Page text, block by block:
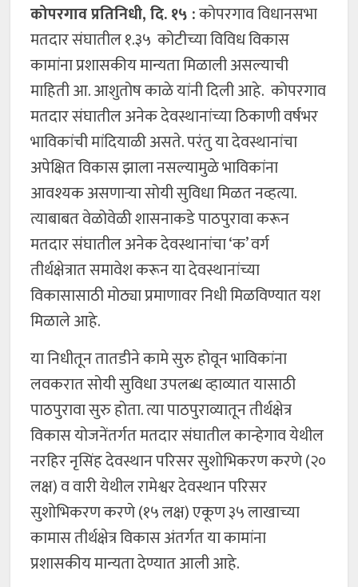
कोपरगाव प्रतिनिधी, दि. १५ :कोपरगाव विधानसभा
मतदार संघातील १.३५ कोटीच्या विविध विकास
कामांना प्रशासकीय मान्यता मिळाली असल्याची
माहिती आ. आशुतोष काळे यांनी दिली आहे. कोपरगाव
मतदार संघातील अनेक देवस्थानांच्या ठिकाणी वर्षभर
भाविकांची मांदियाळी असते. परंतु या देवस्थानांचा
अपेक्षित विकास झाला नसल्यामुळे भाविकांना
आवश्यक असणाऱ्या सोयी सुविधा मिळत नव्हत्या.
त्याबाबत वेळोवेळी शासनाकडे पाठपुरावा करून
मतदार संघातील अनेक देवस्थानांचा ‘क’ वर्ग
तीर्थक्षेत्रात समावेश करून या देवस्थानांच्या
विकासासाठी मोठ्या प्रमाणावर निधी मिळविण्यात यश
मिळाले आहे.
या निधीतून तातडीने कामे सुरु होवून भाविकांना
लवकरात सोयी सुविधा उपलब्ध व्हाव्यात यासाठी
पाठपुरावा सुरु होता. त्या पाठपुराव्यातून तीर्थक्षेत्र
विकास योजनेंतर्गत मतदार संघातील कान्हेगाव येथील
नरहिर नृसिंह देवस्थान परिसर सुशोभिकरण करणे (२०
लक्ष) व वारी येथील रामेश्वर देवस्थान परिसर
सुशोभिकरण करणे (१५ लक्ष) एकूण ३५ लाखाच्या
कामास तीर्थक्षेत्र विकास अंतर्गत या कामांना
प्रशासकीय मान्यता देण्यात आली आहे.